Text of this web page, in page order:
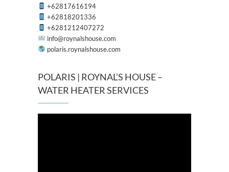
+62817616194
+62818201336
+6281212407272
info@roynalshouse.com
polaris.roynalshouse.com
POLARIS | ROYNAL’S HOUSE –
WATER HEATER SERVICES